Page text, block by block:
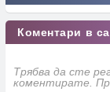
Коментари в
Трябва да сте
коментирате.